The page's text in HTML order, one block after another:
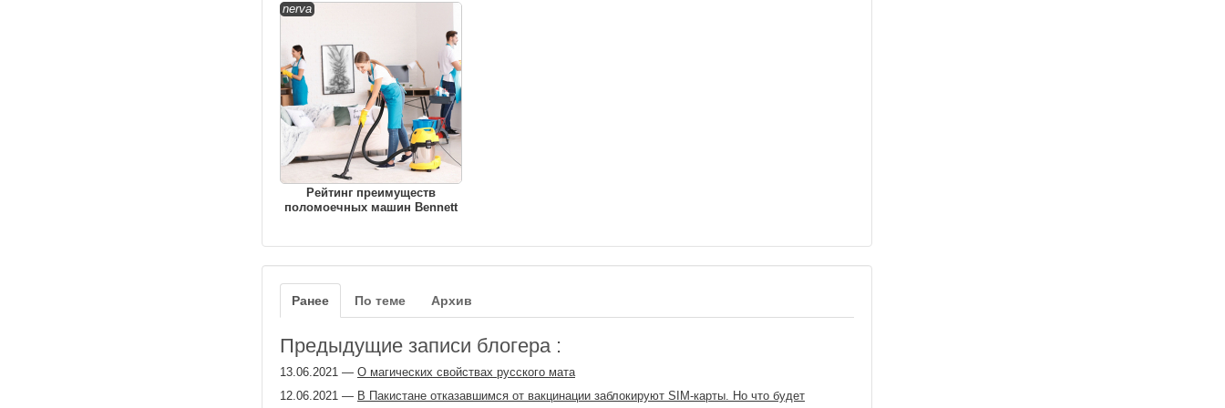
nerva
Рейтинг преимуществ
поломоечных машин Bennett
Ранее По теме Архив
Предыдущие записи блогера :
13.06.2021 — О магических свойствах русского мата
12.06.2021 — В Пакистане отказавшимся от вакцинации заблокируют SIM-карты. Но что будет